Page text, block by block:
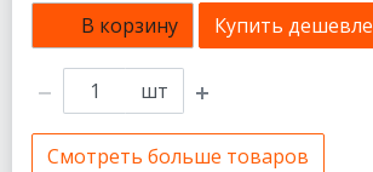
В корзину Купить дешевле
шт
Смотреть больше товаров